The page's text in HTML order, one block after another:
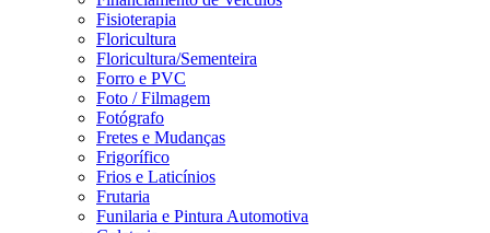
Fisioterapia
Floricultura
Floricultura/Sementeira
Forro e PVC
Foto / Filmagem
Fotógrafo
Fretes e Mudanças
Frigorífico
Frios e Laticínios
Frutaria
Funilaria e Pintura Automotiva